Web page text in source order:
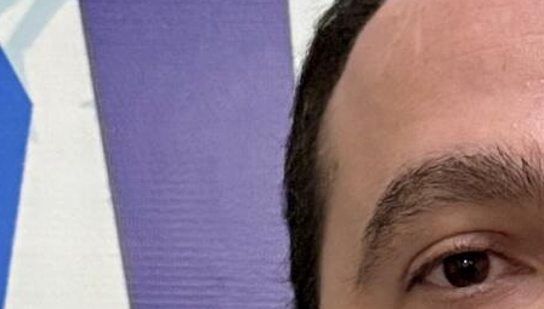
Общее
01 марта 2024
В Общественной палате РФ подписан меморандум о создании
Совета по развитию Сферы Интеллектуальных систем
безопасности (ИСБ) КС НСБ РОССИИ